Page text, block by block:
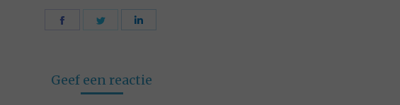
Share
Share
Geef een reactie